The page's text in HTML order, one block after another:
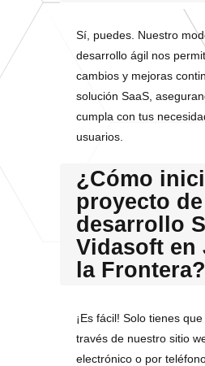
Sí, puedes. Nuestro
desarrollo ágil nos
cambios y mejoras
solución SaaS,
cumpla con tus
usuarios.
¿Cómo
proyecto de
desarrollo
Vidasoft en
la Frontera?
¡Es fácil! Solo tienes
través de nuestro sitio
electrónico o por